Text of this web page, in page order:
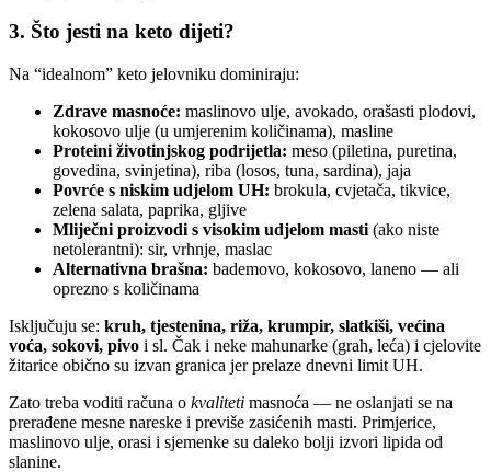
3. Što jesti na keto dijeti?
Na “idealnom” keto jelovniku dominiraju:
Zdrave masnoće: maslinovo ulje, avokado, orašasti plodovi,
kokosovo ulje (u umjerenim količinama), masline
Proteini životinjskog podrijetla: meso (piletina, puretina,
govedina, svinjetina), riba (losos, tuna, sardina), jaja
Povrće s niskim udjelom UH: brokula, cvjetača, tikvice,
zelena salata, paprika, gljive
Mliječni proizvodi s visokim udjelom masti (ako niste
netolerantni): sir, vrhnje, maslac
Alternativna brašna: bademovo, kokosovo, laneno — ali
oprezno s količinama
Isključuju se: kruh, tjestenina, riža, krumpir, slatkiši, većina
voća, sokovi, pivo i sl. Čak i neke mahunarke (grah, leća) i cjelovite
žitarice obično su izvan granica jer prelaze dnevni limit UH.
Zato treba voditi računa o kvaliteti masnoća — ne oslanjati se na
prerađene mesne nareske i previše zasićenih masti. Primjerice,
maslinovo ulje, orasi i sjemenke su daleko bolji izvori lipida od
slanine.